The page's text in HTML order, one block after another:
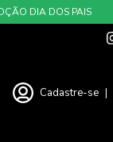
DIA DOS PAIS
Cadastre-se |